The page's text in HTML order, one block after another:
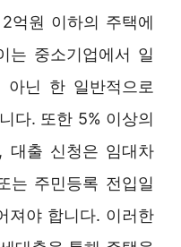
억원 이하의 주택에
는 중소기업에서 일
아닌 한 일반적으로
다. 또한 5% 이상의
대출 신청은 임대차
는 주민등록 전입일
져야 합니다. 이러한